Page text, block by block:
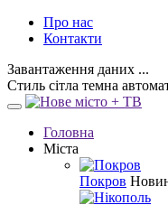
Про нас
Контакти
Завантаження даних ...
Стиль сітла темна
Головна
Міста
Покров